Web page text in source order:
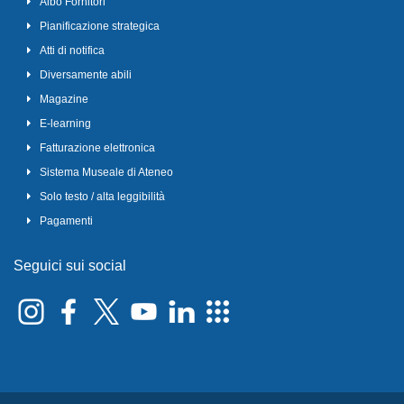
Pianificazione strategica
Atti di notifica
Diversamente abili
Magazine
E-learning
Fatturazione elettronica
Sistema Museale di Ateneo
Solo testo / alta leggibilità
Pagamenti
Seguici sui social